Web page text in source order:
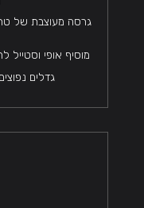
גרסה מעוצבת של
מוסיף אופי וסטייל
גדלים נפוצים: 20×20 ס"מ, 30×30